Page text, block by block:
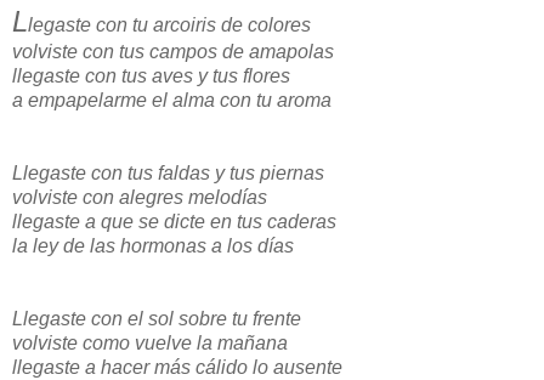
Llegaste con tu arcoiris de colores
volviste con tus campos de amapolas
llegaste con tus aves y tus flores
a empapelarme el alma con tu aroma
Llegaste con tus faldas y tus piernas
volviste con alegres melodías
llegaste a que se dicte en tus caderas
la ley de las hormonas a los días
Llegaste con el sol sobre tu frente
volviste como vuelve la mañana
llegaste a hacer más cálido lo ausente